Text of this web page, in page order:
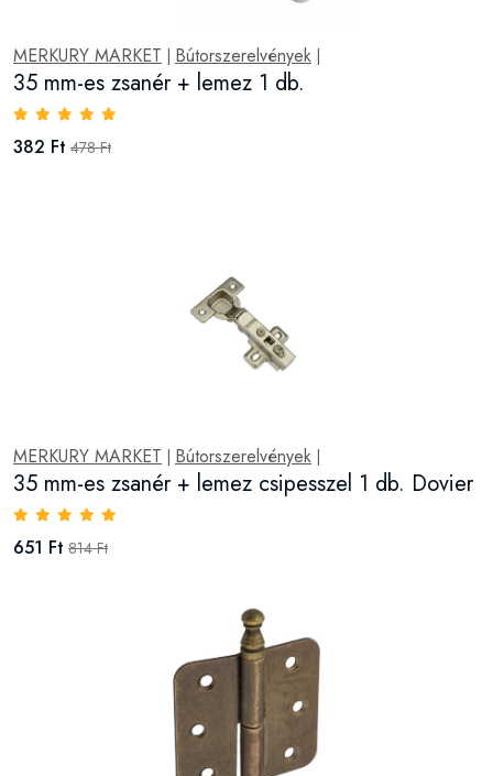
MERKURY MARKET Bútorszerelvények
35 mm-es zsanér + lemez 1 db.
382 Ft 478 Ft
MERKURY MARKET Bútorszerelvények
35 mm-es zsanér + lemez csipesszel 1 db. Dovier
651 Ft 814 Ft